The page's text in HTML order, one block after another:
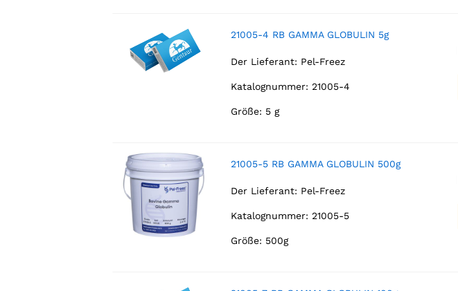
21005-4 RB GAMMA GLOBULIN 5g
Der Lieferant: Pel-Freez
Katalognummer: 21005-4
Größe: 5 g
21005-5 RB GAMMA GLOBULIN 500g
Der Lieferant: Pel-Freez
Katalognummer: 21005-5
Größe: 500g